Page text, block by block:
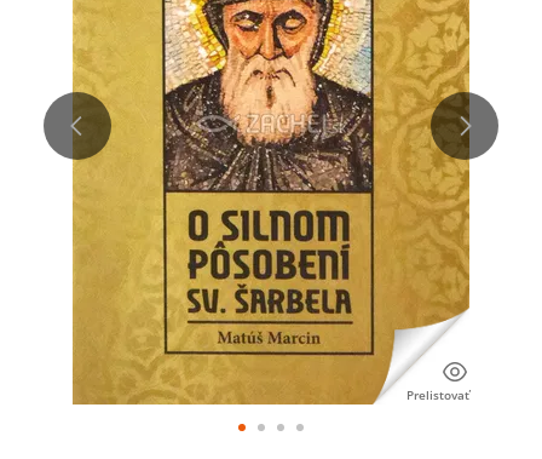
Prelistovať